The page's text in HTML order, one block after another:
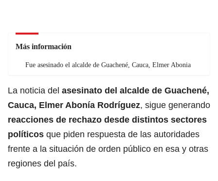
Más información
Fue asesinado el alcalde de Guachené, Cauca, Elmer Abonia
La noticia del asesinato del alcalde de Guachené,
Cauca, Elmer Abonía Rodríguez, sigue generando
reacciones de rechazo desde distintos sectores
políticos que piden respuesta de las autoridades
frente a la situación de orden público en esa y otras
regiones del país.